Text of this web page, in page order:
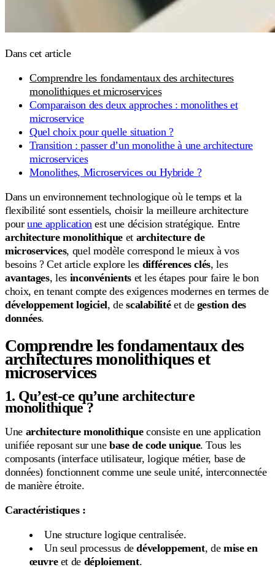
Dans cet article
Comprendre les fondamentaux des architectures
monolithiques et microservices
Comparaison des deux approches : monolithes et
microservice
Quel choix pour quelle situation ?
Transition : passer d’un monolithe à une architecture
microservices
Monolithes, Microservices ou Hybride ?
Dans un environnement technologique où le temps et la
flexibilité sont essentiels, choisir la meilleure architecture
pourune application est une décision stratégique. Entre
architecture monolithique et architecture de
microservices, quel modèle correspond le mieux à vos
besoins ? Cet article explore les différences clés, les
avantages, les inconvénientset les étapes pour faire le bon
choix, en tenant compte des exigences modernes en termes de
développement logiciel, descalabilitéet de gestion des
données.
Comprendre les fondamentaux des
architectures monolithiques et
microservices
1. Qu’est-ce qu’une architecture
monolithique ?
Une architecture monolithiqueconsiste en une application
unifiée reposant sur une base de code unique. Tous les
composants (interface utilisateur, logique métier, base de
données) fonctionnent comme une seule unité, interconnectée
de manière étroite.
Caractéristiques :
Une structure logique centralisée.
Un seul processus dedéveloppement, de mise en
œuvreet de déploiement.